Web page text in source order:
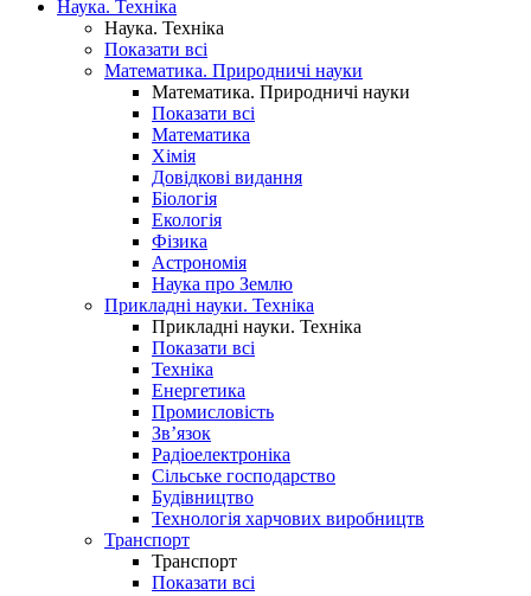
Наука. Техніка
Наука. Техніка
Показати всі
Математика. Природничі науки
Математика. Природничі науки
Показати всі
Математика
Хімія
Довідкові видання
Біологія
Екологія
Фізика
Астрономія
Наука про Землю
Прикладні науки. Техніка
Прикладні науки. Техніка
Показати всі
Техніка
Енергетика
Промисловість
Зв’язок
Радіоелектроніка
Сільське господарство
Будівництво
Технологія харчових виробництв
Транспорт
Транспорт
Показати всі